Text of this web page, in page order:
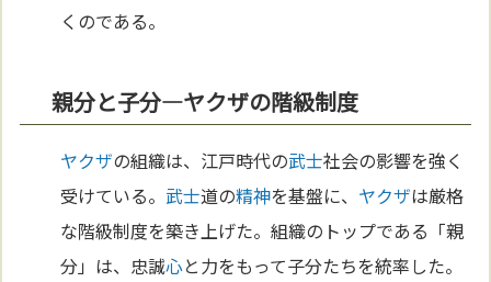
くのである。
親分と子分—ヤクザの階級制度
ヤクザの組織は、江戸時代の武士社会の影響を強く
受けている。 武士道の精神を基盤に、 ヤクザは厳格
な階級制度を築き上げた。組織のトップである「親
分」は、忠誠心と力をもって子分たちを統率した。